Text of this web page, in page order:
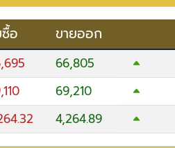
อ ขายออก
66,805
69,210
4,264.89